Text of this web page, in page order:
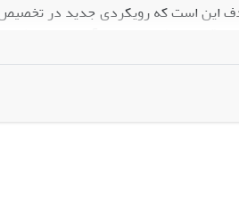
این است که رویکردی جدید در
اطمینان و تاب آوری مورد نظر
سنجی می شود.